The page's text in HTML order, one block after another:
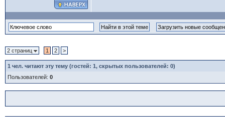
2 страниц 1 2 >
1 чел. читают эту тему (гостей: 1, скрытых пользователей: 0)
Пользователей: 0